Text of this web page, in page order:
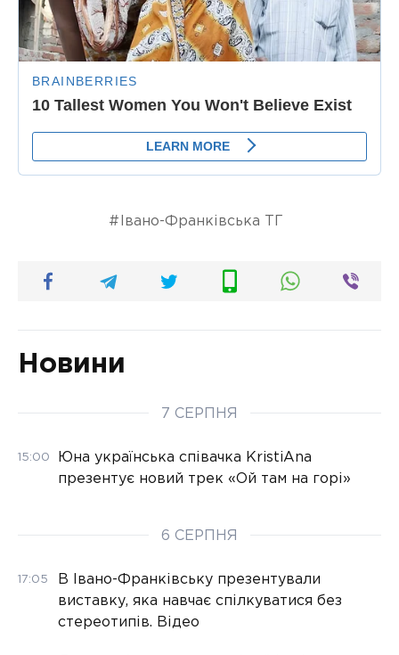
Івано-Франківська ТГ
Новини
7 СЕРПНЯ
15:00
Юна українська співачка KristiAna
презентує новий трек «Ой там на горі»
6 СЕРПНЯ
17:05
В Івано-Франківську презентували
виставку, яка навчає спілкуватися без
стереотипів. Відео